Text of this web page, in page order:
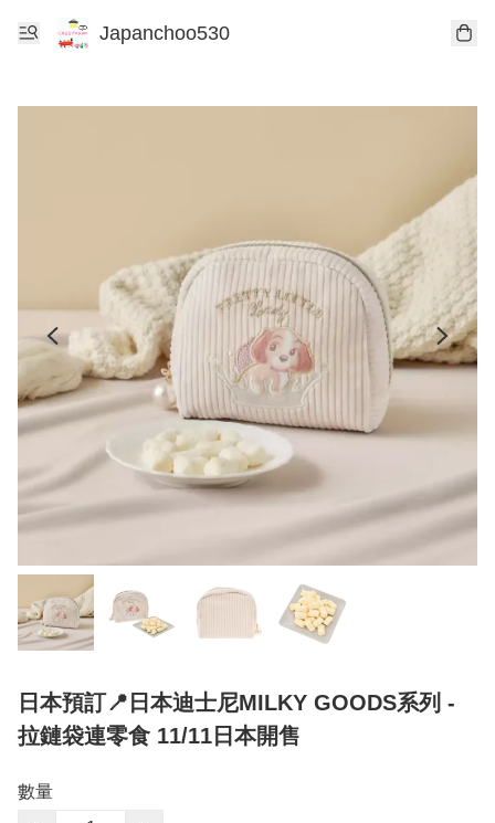
Japanchoo530
日本預訂📍日本迪士尼MILKY GOODS系列 -
拉鏈袋連零食 11/11日本開售
數量